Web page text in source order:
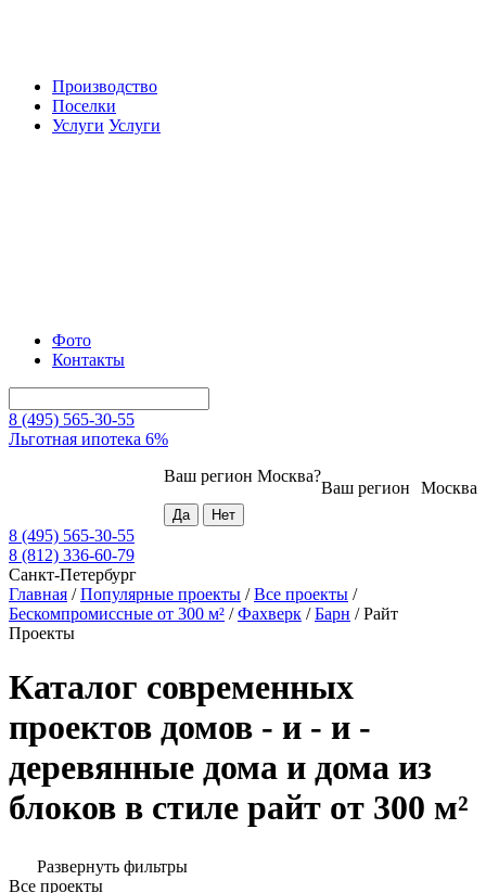
Производство
Поселки
Услуги Услуги
Фото
Контакты
8 (495) 565-30-55
Льготная ипотека 6%
Москва
Ваш регион
Ваш регион Москва?
8 (495) 565-30-55
8 (812) 336-60-79
Санкт-Петербург
Главная /Популярные проекты /Все проекты /
Бескомпромиссные от 300 м² /Фахверк /Барн /Райт
Проекты
Каталог современных
проектов домов - и - и -
деревянные дома и дома из
блоков в стиле райт от 300 м²
Развернуть фильтры
Все проекты